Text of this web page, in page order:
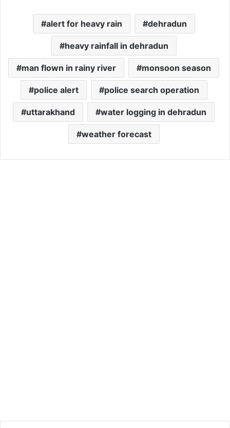
alert for heavy rain dehradun
heavy rainfall in dehradun
man flown in rainy river monsoon season
police alert police search operation
uttarakhand water logging in dehradun
weather forecast